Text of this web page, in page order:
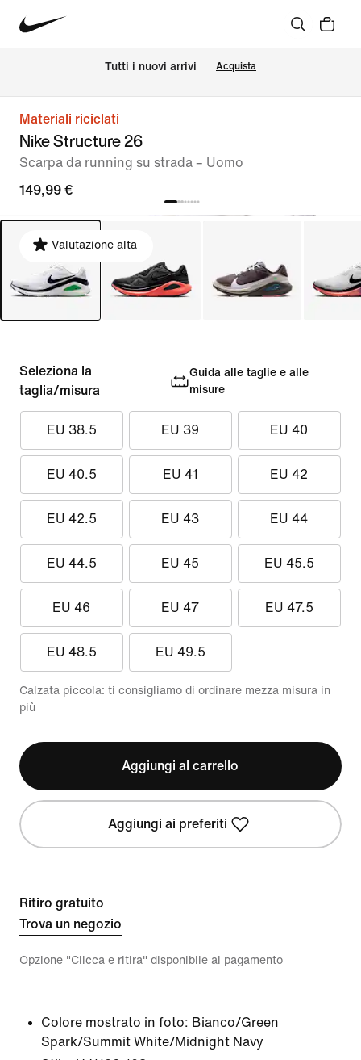
Tutti i nuovi arrivi Acquista
Materiali riciclati
Nike Structure 26
Scarpa da running su strada – Uomo
149,99 €
Valutazione alta
Seleziona la
taglia/misura
Guida alle taglie e alle
misure
EU 38.5 EU 39 EU 40
EU 40.5 EU 41 EU 42
EU 42.5 EU 43 EU 44
EU 44.5 EU 45 EU 45.5
EU 46 EU 47 EU 47.5
EU 48.5 EU 49.5
Calzata piccola: ti consigliamo di ordinare mezza misura in
più
Aggiungi al carrello
Aggiungi ai preferiti
Ritiro gratuito
Trova un negozio
Opzione "Clicca e ritira" disponibile al pagamento
Colore mostrato in foto: Bianco/Green
Spark/Summit White/Midnight Navy